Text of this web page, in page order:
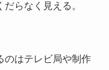
らなく見える。
のはテレビ局や制作